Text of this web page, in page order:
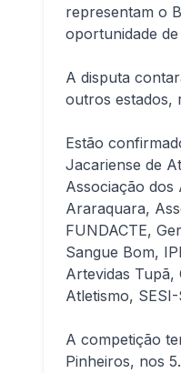
representam o
oportunidade
A disputa
outros estados,
Estão
Jacariense de
Associação dos
Araraquara,
FUNDACTE,
Sangue Bom,
Artevidas Tupã,
Atletismo,
A competição
Pinheiros, nos